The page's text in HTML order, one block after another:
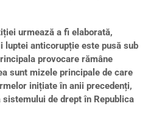
urmează a fi elaborată,
luptei anticorupție este pusă sub
provocare rămâne
sunt mizele principale de care
inițiate în anii precedenți,
de drept în Republica